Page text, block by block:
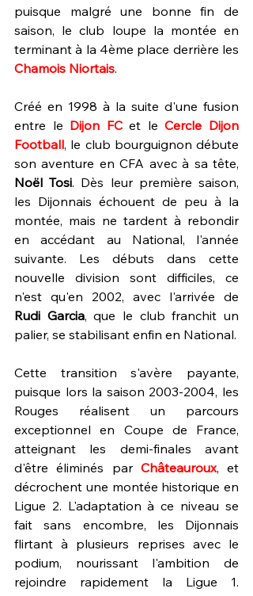
puisque malgré une bonne fin de
saison, le club loupe la montée en
Chamois Niortais.
Créé en 1998 à la suite d'une fusion
entre le Dijon FC et le Cercle Dijon
Football, le club bourguignon débute
Noël Tosi. Dès leur première saison,
les Dijonnais échouent de peu à la
montée, mais ne tardent à rebondir
en accédant au National, l'année
suivante. Les débuts dans cette
nouvelle division sont difficiles, ce
Rudi Garcia, que le club franchit un
Cette transition s'avère payante,
puisque lors la saison 2003-2004, les
Rouges réalisent un parcours
exceptionnel en Coupe de France,
atteignant les demi-finales avant
d'être éliminés par Châteauroux, et
décrochent une montée historique en
Ligue 2. L'adaptation à ce niveau se
fait sans encombre, les Dijonnais
flirtant à plusieurs reprises avec le
podium, nourissant l'ambition de
rejoindre rapidement la Ligue 1.